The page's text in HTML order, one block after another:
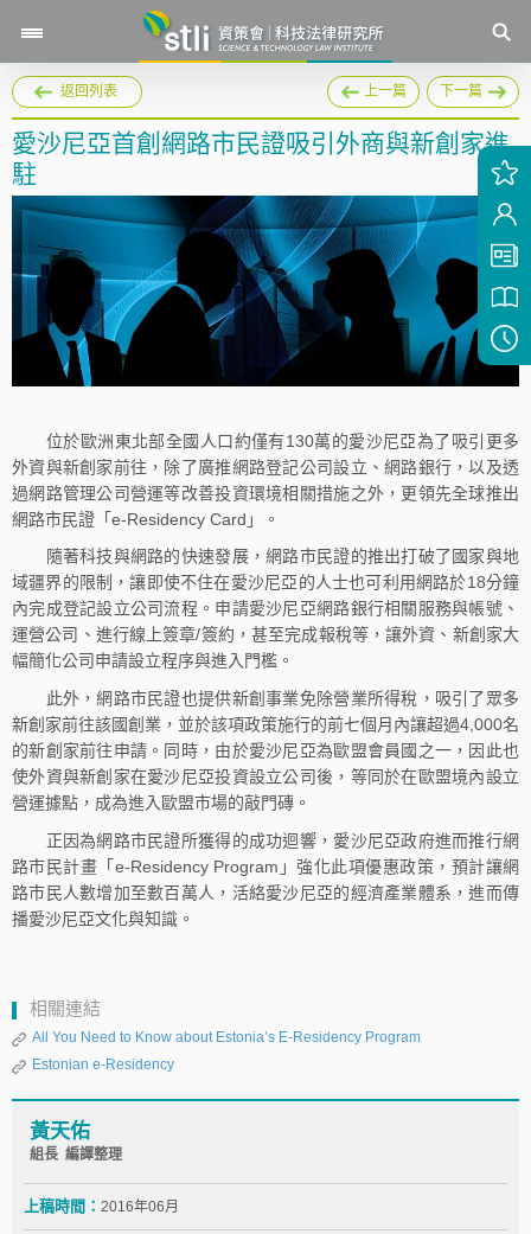
返回列表 上一篇 下一篇
愛沙尼亞首創網路市民證吸引外商與新創家進
駐
位於歐洲東北部全國人口約僅有130萬的愛沙尼亞為了吸引更多
外資與新創家前往，除了廣推網路登記公司設立、網路銀行，以及透
過網路管理公司營運等改善投資環境相關措施之外，更領先全球推出
網路市民證「e-Residency Card」。
隨著科技與網路的快速發展，網路市民證的推出打破了國家與地
域疆界的限制，讓即使不住在愛沙尼亞的人士也可利用網路於18分鐘
內完成登記設立公司流程。申請愛沙尼亞網路銀行相關服務與帳號、
運營公司、進行線上簽章/簽約，甚至完成報稅等，讓外資、新創家大
幅簡化公司申請設立程序與進入門檻。
此外，網路市民證也提供新創事業免除營業所得稅，吸引了眾多
新創家前往該國創業，並於該項政策施行的前七個月內讓超過4,000名
的新創家前往申請。同時，由於愛沙尼亞為歐盟會員國之一，因此也
使外資與新創家在愛沙尼亞投資設立公司後，等同於在歐盟境內設立
營運據點，成為進入歐盟市場的敲門磚。
正因為網路市民證所獲得的成功迴響，愛沙尼亞政府進而推行網
路市民計畫「e-Residency Program」強化此項優惠政策，預計讓網
路市民人數增加至數百萬人，活絡愛沙尼亞的經濟產業體系，進而傳
播愛沙尼亞文化與知識。
相關連結
All You Need to Know about Estonia’s E-Residency Program
Estonian e-Residency
黃天佑
組長 編譯整理
上稿時間： 2016年06月